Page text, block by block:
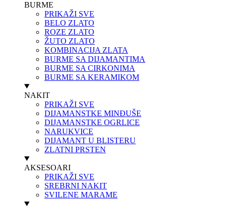
BURME
PRIKAŽI SVE
BELO ZLATO
ROZE ZLATO
ŽUTO ZLATO
KOMBINACIJA ZLATA
BURME SA DIJAMANTIMA
BURME SA CIRKONIMA
BURME SA KERAMIKOM
NAKIT
PRIKAŽI SVE
DIJAMANSTKE MINĐUŠE
DIJAMANSTKE OGRLICE
NARUKVICE
DIJAMANT U BLISTERU
ZLATNI PRSTEN
AKSESOARI
PRIKAŽI SVE
SREBRNI NAKIT
SVILENE MARAME